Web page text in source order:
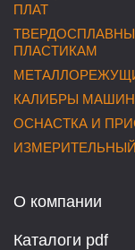
ПЛАТ
ПЛАСТИКАМ
КАЛИБРЫ
ОСНАСТКА И
О компании
Каталоги pdf